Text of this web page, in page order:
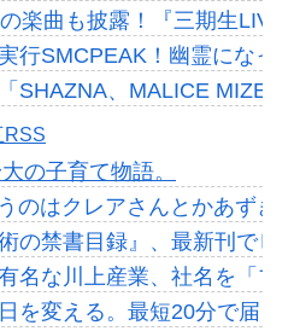
の楽曲も披露！『三期生
行SMCPEAK！幽霊になっ
SHAZNA、MALICE
RSS
の子育て物語。
のはクレアさんとかあず
の禁書目録』、最新刊でヒ
名な川上産業、社名を「
を変える。最短20分で届